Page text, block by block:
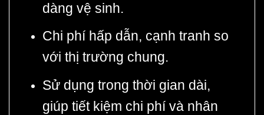
dàng vệ sinh.
Chi phí hấp dẫn, cạnh tranh so
với thị trường chung.
Sử dụng trong thời gian dài,
giúp tiết kiệm chi phí và nhân